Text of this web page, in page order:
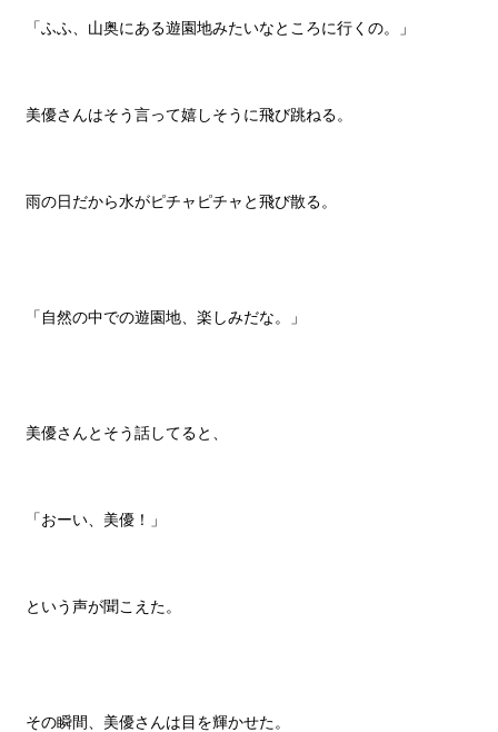
「ふふ、山奥にある遊園地みたいなところに行くの。」
美優さんはそう言って嬉しそうに飛び跳ねる。
雨の日だから水がピチャピチャと飛び散る。
「自然の中での遊園地、楽しみだな。」
美優さんとそう話してると、
「おーい、美優！」
という声が聞こえた。
その瞬間、美優さんは目を輝かせた。